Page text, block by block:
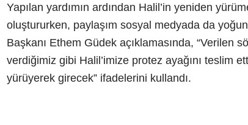
Yapılan yardımın ardından Halil’in yeniden
oluştururken, paylaşım sosyal medyada da
Başkanı Ethem Güdek açıklamasında, “Verilen
verdiğimiz gibi Halil’imize protez ayağını teslim
yürüyerek girecek” ifadelerini kullandı.